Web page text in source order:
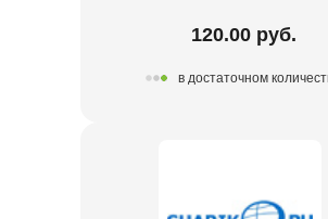
120.00 руб.
в достаточном